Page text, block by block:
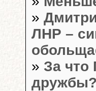
»
ЛНР –
» За что
дружбы?